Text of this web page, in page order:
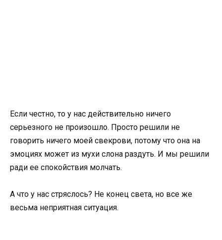
Если честно, то у нас действительно ничего
серьезного не произошло. Просто решили не
говорить ничего моей свекрови, потому что она на
эмоциях может из мухи слона раздуть. И мы решили
ради ее спокойствия молчать.
А что у нас стряслось? Не конец света, но все же
весьма неприятная ситуация.